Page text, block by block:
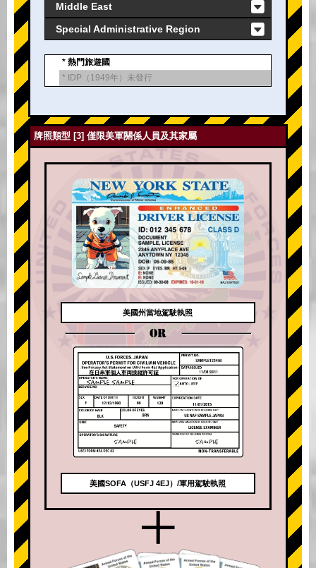
Middle East
Special Administrative Region
* 熱門旅遊國
* IDP（1949年）未發行
牌照類型 [3] 僅限美軍關係人員及其家屬
美國州當地駕駛執照
OR
美國SOFA（USFJ 4EJ）/軍用駕駛執照
+